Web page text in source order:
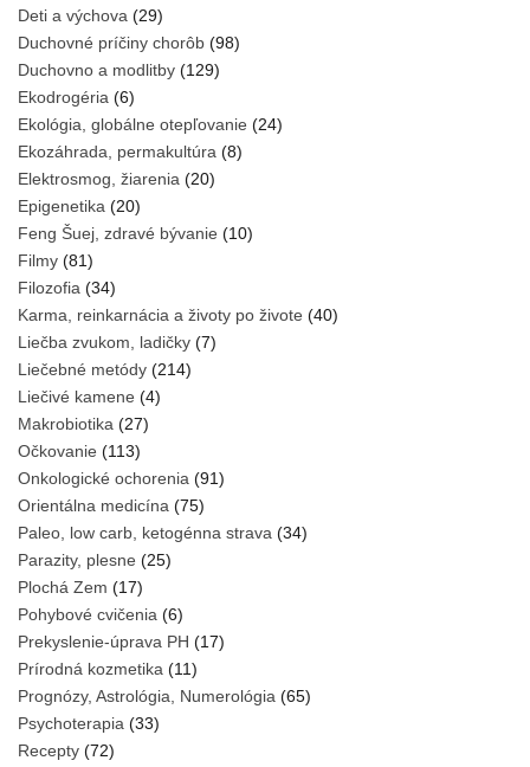
Deti a výchova (29)
Duchovné príčiny chorôb (98)
Duchovno a modlitby (129)
Ekodrogéria (6)
Ekológia, globálne otepľovanie (24)
Ekozáhrada, permakultúra (8)
Elektrosmog, žiarenia (20)
Epigenetika (20)
Feng Šuej, zdravé bývanie (10)
Filmy (81)
Filozofia (34)
Karma, reinkarnácia a životy po živote (40)
Liečba zvukom, ladičky (7)
Liečebné metódy (214)
Liečivé kamene (4)
Makrobiotika (27)
Očkovanie (113)
Onkologické ochorenia (91)
Orientálna medicína (75)
Paleo, low carb, ketogénna strava (34)
Parazity, plesne (25)
Plochá Zem (17)
Pohybové cvičenia (6)
Prekyslenie-úprava PH (17)
Prírodná kozmetika (11)
Prognózy, Astrológia, Numerológia (65)
Psychoterapia (33)
Recepty (72)